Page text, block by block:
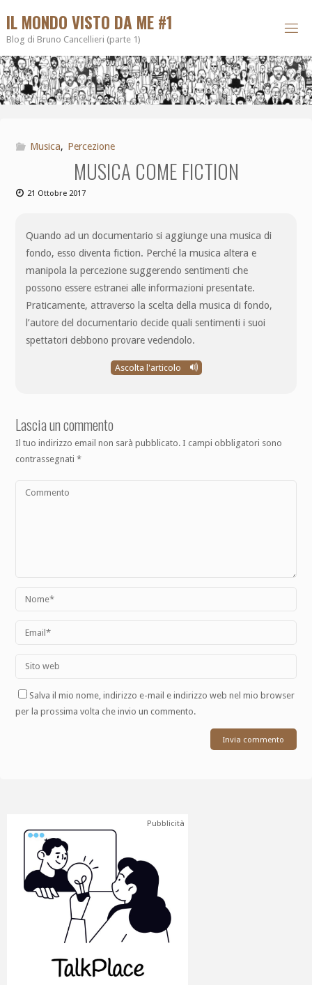
IL MONDO VISTO DA ME #1
Blog di Bruno Cancellieri (parte 1)
Musica, Percezione
MUSICA COME FICTION
21 Ottobre 2017
Quando ad un documentario si aggiunge una musica di
fondo, esso diventa fiction. Perché la musica altera e
manipola la percezione suggerendo sentimenti che
possono essere estranei alle informazioni presentate.
Praticamente, attraverso la scelta della musica di fondo,
l’autore del documentario decide quali sentimenti i suoi
spettatori debbono provare vedendolo.
Ascolta l'articolo
Lascia un commento
Il tuo indirizzo email non sarà pubblicato. I campi obbligatori sono
contrassegnati*
Salva il mio nome, indirizzo e-mail e indirizzo web nel mio browser
per la prossima volta che invio un commento.
Pubblicità